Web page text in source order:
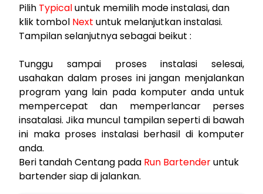
Pilih Typicaluntuk memilih mode instalasi, dan
klik tombol Next untuk melanjutkan instalasi.
Tampilan selanjutnya sebagai beikut :
Tunggu sampai proses instalasi selesai,
usahakan dalam proses ini jangan menjalankan
program yang lain pada komputer anda untuk
mempercepat dan memperlancar perses
insatalasi. Jika muncul tampilan seperti di bawah
ini maka proses instalasi berhasil di komputer
anda.
Beri tandah Centang pada Run Bartenderuntuk
bartender siap di jalankan.